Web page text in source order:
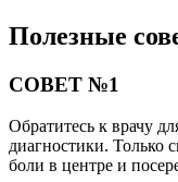
Полезные
СОВЕТ №1
Обратитесь к врачу
диагностики. Только
боли в центре и